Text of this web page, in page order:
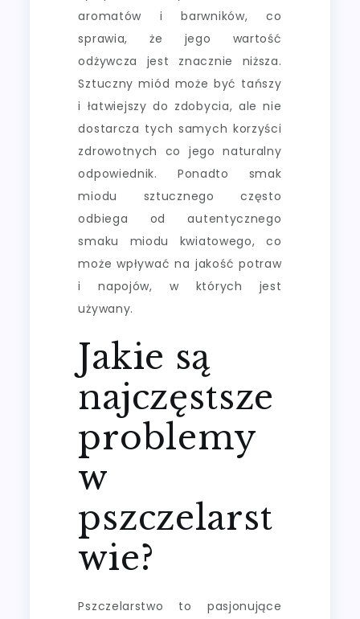
aromatów i barwników, co
sprawia, że jego wartość
odżywcza jest znacznie niższa.
Sztuczny miód może być tańszy
i łatwiejszy do zdobycia, ale nie
dostarcza tych samych korzyści
zdrowotnych co jego naturalny
odpowiednik. Ponadto smak
miodu sztucznego często
odbiega od autentycznego
smaku miodu kwiatowego, co
może wpływać na jakość potraw
i napojów, w których jest
używany.
Jakie są
najczęstsze
problemy
w
pszczelarst
wie?
Pszczelarstwo to pasjonujące